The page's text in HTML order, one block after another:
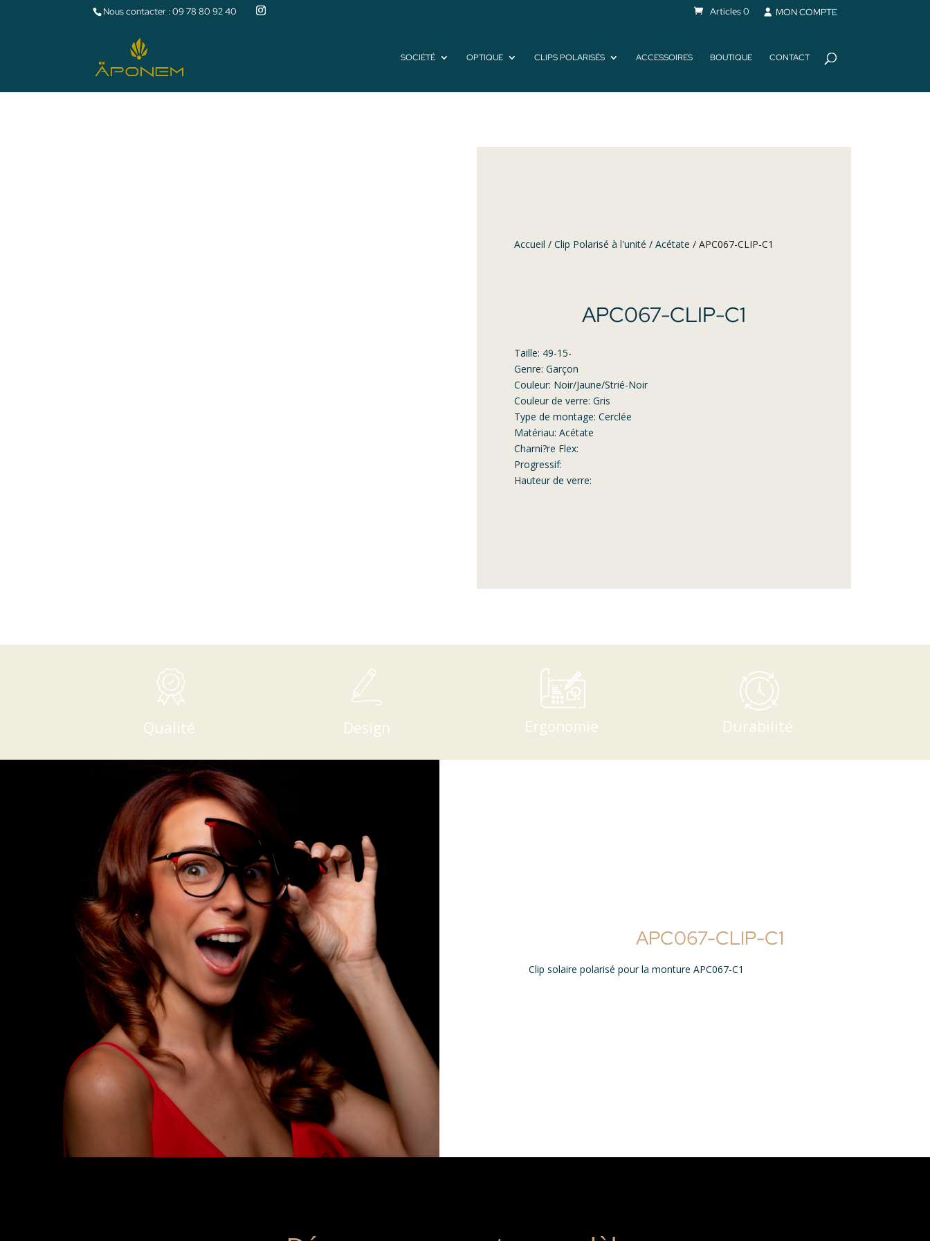
Nous contacter :09 78 80 92 40 Articles 0 MON COMPTE
SOCIÉTÉ OPTIQUE CLIPS POLARISÉS ACCESSOIRES BOUTIQUE CONTACT
Accueil / Clip Polarisé à l'unité / Acétate / APC067-CLIP-C1
APC067-CLIP-C1
Taille: 49-15-
Genre: Garçon
Couleur: Noir/Jaune/Strié-Noir
Couleur de verre: Gris
Type de montage: Cerclée
Matériau: Acétate
Charni?re Flex:
Progressif:
Hauteur de verre:
Qualité Design Ergonomie Durabilité
APC067-CLIP-C1
Clip solaire polarisé pour la monture APC067-C1